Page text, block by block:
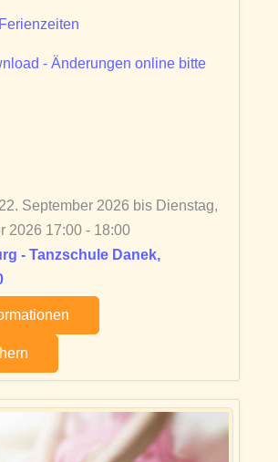
- Änderungen online bitte
September 2026 bis Dienstag,
2026 17:00 - 18:00
- Tanzschule Danek,